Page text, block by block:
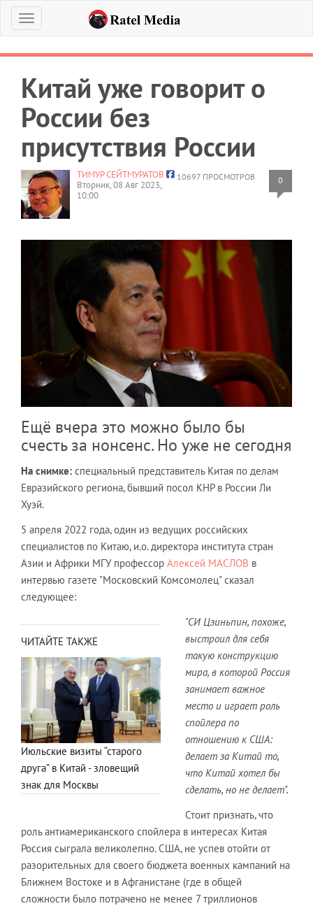
Меню
Китай уже говорит о
России без
присутствия России
10697 ПРОСМОТРОВ 0
ТИМУР СЕЙТМУРАТОВ
Вторник, 08 Авг 2023,
10:00
Ещё вчера это можно было бы
счесть за нонсенс. Но уже не сегодня
На снимке: специальный представитель Китая по делам
Евразийского региона, бывший посол КНР в России Ли
Хуэй.
5 апреля 2022 года, один из ведущих российских
специалистов по Китаю, и.о. директора института стран
Азии и Африки МГУ профессор Алексей МАСЛОВ в
интервью газете "Московский Комсомолец" сказал
следующее:
ЧИТАЙТЕ ТАКЖЕ
Июльские визиты “старого
друга” в Китай - зловещий
знак для Москвы
"СИ Цзиньпин, похоже,
выстроил для себя
такую конструкцию
мира, в которой Россия
занимает важное
место и играет роль
спойлера по
отношению к США:
делает за Китай то,
что Китай хотел бы
сделать, но не делает".
Стоит признать, что
роль антиамериканского спойлера в интересах Китая
Россия сыграла великолепно. США, не успев отойти от
разорительных для своего бюджета военных кампаний на
Ближнем Востоке и в Афганистане (где в общей
сложности было потрачено не менее 7 триллионов